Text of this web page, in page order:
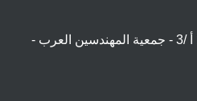
: قطعة رقم 148 أ /3 - جمعية المهندسين العرب -